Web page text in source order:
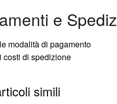
e
modalità di pagamento
costi di spedizione
simili